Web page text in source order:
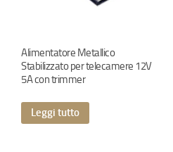
Alimentatore Metallico
Stabilizzato per telecamere 12V
5A con trimmer
Leggi tutto